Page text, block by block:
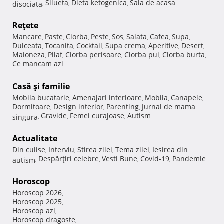
disociata, Silueta, Dieta ketogenica, Sala de acasa
Reţete
Mancare, Paste, Ciorba, Peste, Sos, Salata, Cafea, Supa,
Dulceata, Tocanita, Cocktail, Supa crema, Aperitive, Desert,
Maioneza, Pilaf, Ciorba perisoare, Ciorba pui, Ciorba burta,
Ce mancam azi
Casă şi familie
Mobila bucatarie, Amenajari interioare, Mobila, Canapele,
Dormitoare, Design interior, Parenting, Jurnal de mama
singura, Gravide, Femei curajoase, Autism
Actualitate
Din culise, Interviu, Stirea zilei, Tema zilei, Iesirea din
autism, Despărţiri celebre, Vesti Bune, Covid-19, Pandemie
Horoscop
Horoscop 2026,
Horoscop 2025,
Horoscop azi,
Horoscop dragoste,